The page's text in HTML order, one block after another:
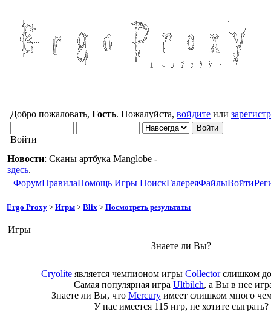
Добро пожаловать, Гость. Пожалуйста, войдите или
Войти
Новости: Сканы артбука Manglobe -
здесь.
ФорумПравилаПомощь Игры ПоискГалереяФайлыВойти
Ergo Proxy > Игры > Blix > Посмотреть результаты
Игры
Знаете ли Вы?
Cryolite является чемпионом игры Collectorслишком
Самая популярная игра Ultbilch, а Вы в нее
Знаете ли Вы, что Mercuryимеет слишком много
У нас имеется 115 игр, не хотите сыграть?